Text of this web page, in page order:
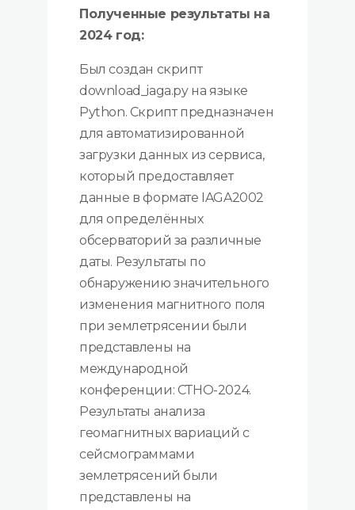
Полученные результаты на
2024 год:
Был создан скрипт
download_iaga.py на языке
Python. Скрипт предназначен
для автоматизированной
загрузки данных из сервиса,
который предоставляет
данные в формате IAGA2002
для определённых
обсерваторий за различные
даты. Результаты по
обнаружению значительного
изменения магнитного поля
при землетрясении были
представлены на
международной
конференции: СТНО-2024.
Результаты анализа
геомагнитных вариаций с
сейсмограммами
землетрясений были
представлены на